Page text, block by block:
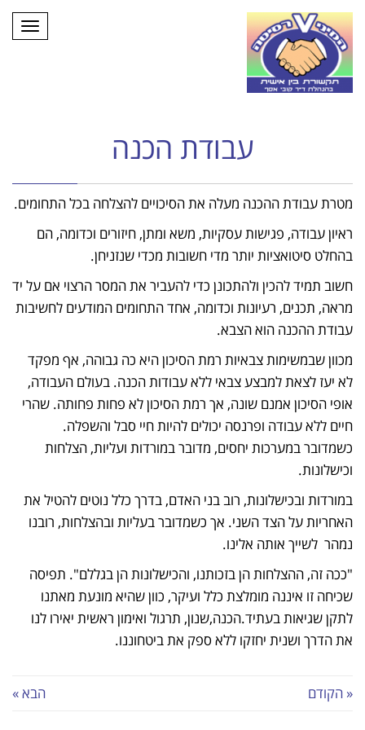
עבודת הכנה
מטרת עבודת ההכנה מעלה את הסיכויים להצלחה בכל התחומים.
ראיון עבודה, פגישות עסקיות, משא ומתן, חיזורים וכדומה, הם
בהחלט סיטואציות יותר מדי חשובות מכדי שנזניחן.
חשוב תמיד להכין ולהתכונן כדי להעביר את המסר הרצוי אם על יד
מראה, תכנים, רעיונות וכדומה, אחד התחומים המודעים לחשיבות
עבודת ההכנה הוא הצבא.
מכוון שבמשימות צבאיות רמת הסיכון היא כה גבוהה, אף מפקד
לא יעז לצאת למבצע צבאי ללא עבודות הכנה. בעולם העבודה,
אופי הסיכון אמנם שונה, אך רמת הסיכון לא פחות פחותה. שהרי
חיים ללא עבודה ופרנסה יכולים להיות חיי סבל והשפלה.
כשמדובר במערכות יחסים, מדובר במורדות ועליות, הצלחות
וכישלונות.
במורדות ובכישלונות, רוב בני האדם, בדרך כלל נוטים להטיל את
האחריות על הצד השני. אך כשמדובר בעליות ובהצלחות, רובנו
נמהר לשייך אותה אלינו.
"ככה זה, ההצלחות הן בזכותנו, והכישלונות הן בגללם". תפיסה
שכיחה זו איננה מומלצת כלל ועיקר, כוון שהיא מונעת מאתנו
לתקן שגיאות בעתיד.הכנה,שנון, תרגול ואימון ראשית יאירו לנו
את הדרך ושנית יחזקו ללא ספק את ביטחוננו.
« הקודם הבא »